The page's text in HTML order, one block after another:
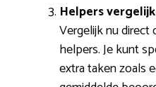
Helpers
Vergelijk nu direct
helpers. Je kunt
extra taken zoals